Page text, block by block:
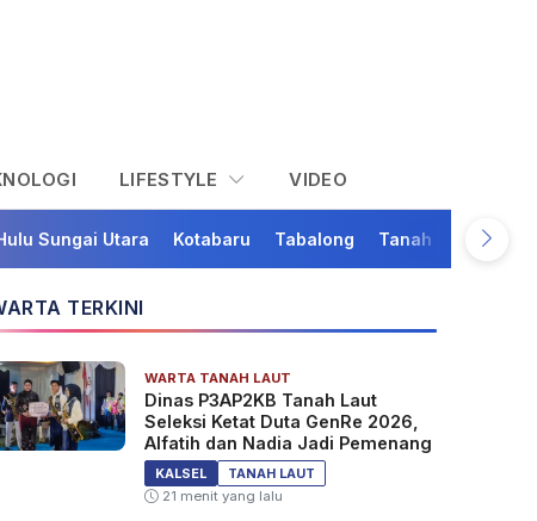
LIFESTYLE VIDEO
Sungai Utara Kotabaru Tabalong Tanah Bumbu
TERKINI
WARTA TANAH LAUT
Dinas P3AP2KB Tanah Laut
Seleksi Ketat Duta GenRe 2026,
Alfatih dan Nadia Jadi Pemenang
KALSEL
TANAH LAUT
21 menit yang lalu